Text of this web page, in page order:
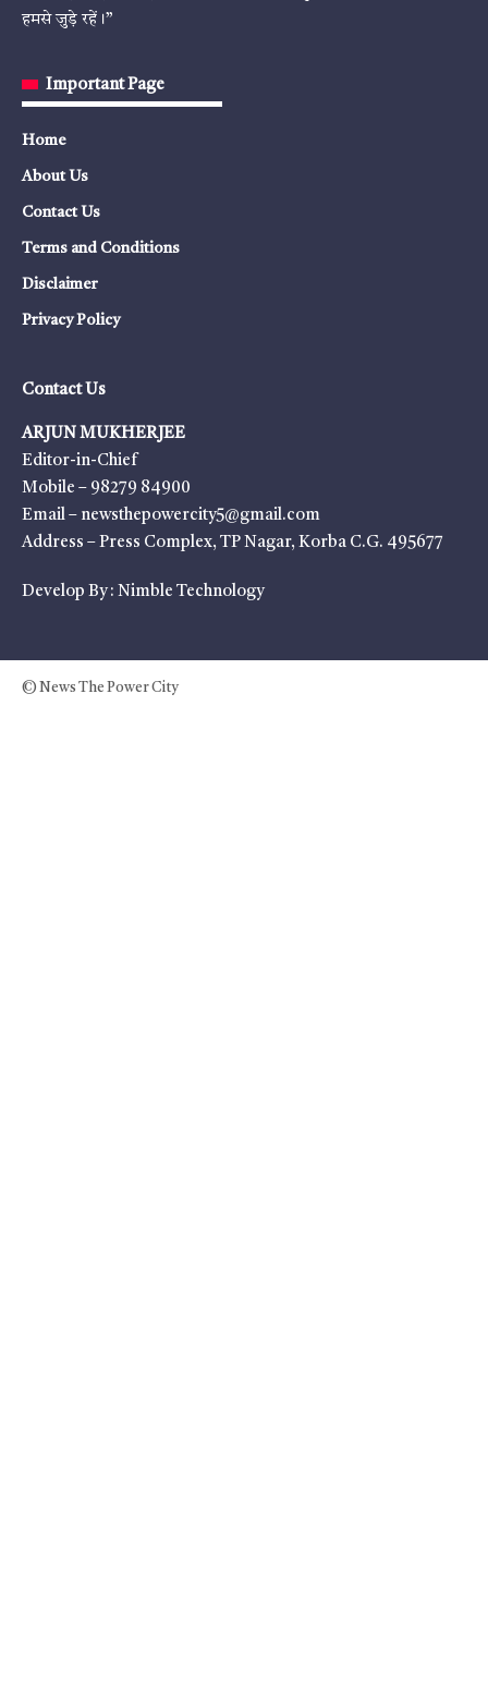
हमसे जुड़े रहें।”
Important Page
Home
About Us
Contact Us
Terms and Conditions
Disclaimer
Privacy Policy
Contact Us
ARJUN MUKHERJEE
Editor-in-Chief
Mobile – 98279 84900
Email – newsthepowercity5@gmail.com
Address – Press Complex, TP Nagar, Korba C.G. 495677
Develop By : Nimble Technology
© News The Power City